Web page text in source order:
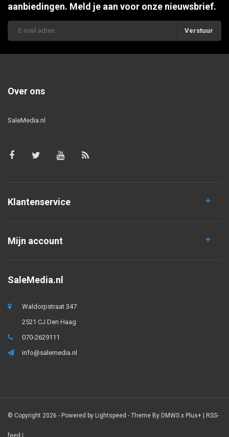
aanbiedingen. Meld je aan voor onze nieuwsbrief.
Verstuur
Over ons
SaleMedia.nl
Klantenservice
Mijn account
SaleMedia.nl
Waldorpstraat 347
2521 CJ Den Haag
070-2629111
info@salemedia.nl
© Copyright 2026 - Powered by Lightspeed - Theme By DMWS x Plus+ | RSS-
feed |